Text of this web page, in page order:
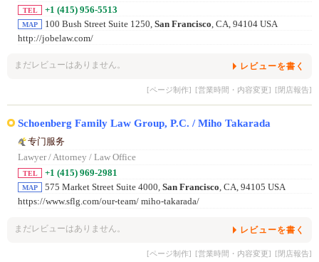
TEL +1 (415) 956-5513
MAP 100 Bush Street Suite 1250, San Francisco , CA, 94104 USA
http://jobelaw.com/
まだレビューはありません。 レビューを書く
[ページ制作] [営業時間・内容変更] [閉店報告]
Schoenberg Family Law Group, P.C. / Miho Takarada
专门服务
Lawyer / Attorney / Law Office
TEL +1 (415) 969-2981
MAP 575 Market Street Suite 4000, San Francisco, CA, 94105 USA
https://www.sflg.com/our-team/ miho-takarada/
まだレビューはありません。 レビューを書く
[ページ制作] [営業時間・内容変更] [閉店報告]